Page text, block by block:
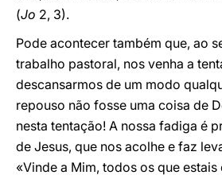
(Jo 2, 3).
Pode acontecer também que, ao
trabalho pastoral, nos venha a
descansarmos de um modo
repouso não fosse uma coisa de
nesta tentação! A nossa fadiga é
de Jesus, que nos acolhe e faz
«Vinde a Mim, todos os que estais